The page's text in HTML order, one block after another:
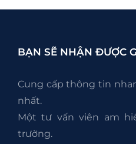
BẠN SẼ NHẬN ĐƯỢC
Cung cấp thông tin
nhất.
Một tư vấn viên am
trường.